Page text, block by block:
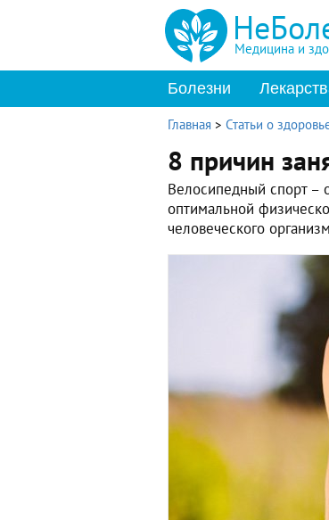
Медицина и
Болезни
Главная > Статьи о
8 причин
Велосипедный спорт –
оптимальной
человеческого